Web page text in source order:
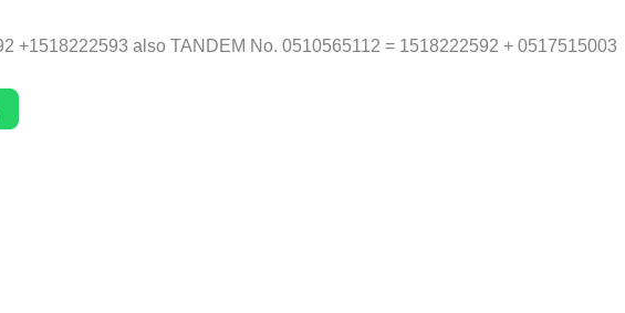
+1518222593 also TANDEM No. 0510565112 = 1518222592 + 0517515003